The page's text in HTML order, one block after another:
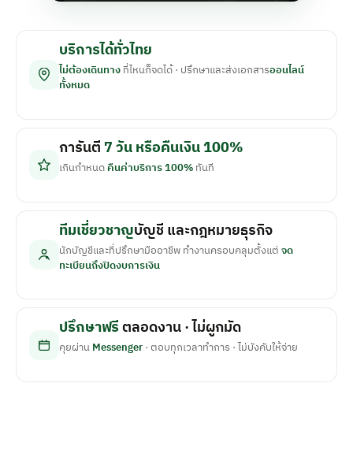
บริการได้ทั่วไทย
ไม่ต้องเดินทางที่ไหนก็จดได้ · ปรึกษาและส่งเอกสารออนไลน์
ทั้งหมด
การันตี 7 วัน หรือคืนเงิน 100%
เกินกำหนดคืนค่าบริการ 100%ทันที
ทีมเชี่ยวชาญบัญชี และกฎหมายธุรกิจ
นักบัญชีและที่ปรึกษามืออาชีพ ทำงานครอบคลุมตั้งแต่จด
ทะเบียนถึงปิดงบการเงิน
ปรึกษาฟรีตลอดงาน · ไม่ผูกมัด
คุยผ่านMessenger· ตอบทุกเวลาทำการ · ไม่บังคับให้จ่าย